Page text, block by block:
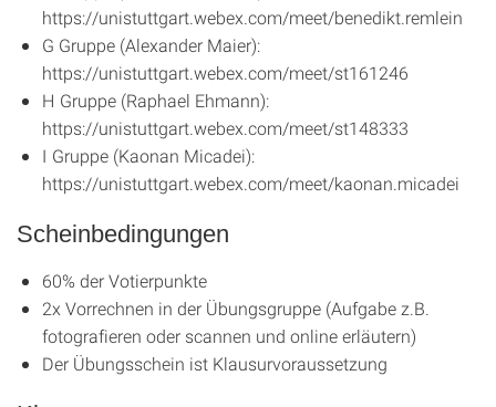
https://unistuttgart.webex.com/meet/benedikt.remlein
G Gruppe (Alexander Maier):
https://unistuttgart.webex.com/meet/st161246
H Gruppe (Raphael Ehmann):
https://unistuttgart.webex.com/meet/st148333
I Gruppe (Kaonan Micadei):
https://unistuttgart.webex.com/meet/kaonan.micadei
Scheinbedingungen
60% der Votierpunkte
2x Vorrechnen in der Übungsgruppe (Aufgabe z.B.
fotografieren oder scannen und online erläutern)
Der Übungsschein ist Klausurvoraussetzung